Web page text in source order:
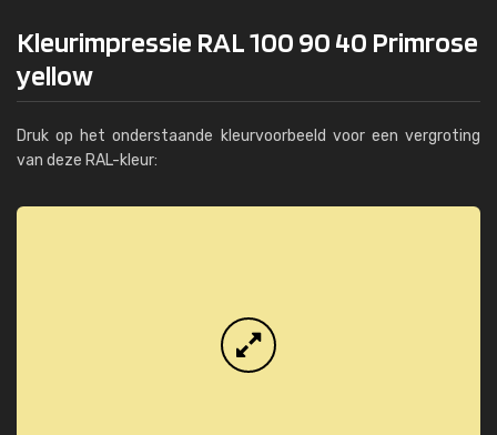
Kleurimpressie RAL 100 90 40 Primrose
yellow
Druk op het onderstaande kleurvoorbeeld voor een vergroting
van deze RAL-kleur: